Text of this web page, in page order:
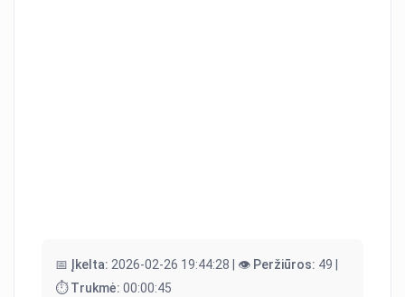
📅 Įkelta: 2026-02-26 19:44:28 | 👁️ Peržiūros: 49 |
⏱️ Trukmė: 00:00:45